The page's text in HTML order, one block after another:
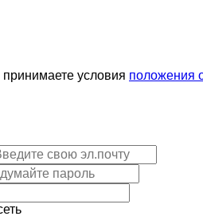
условия положения